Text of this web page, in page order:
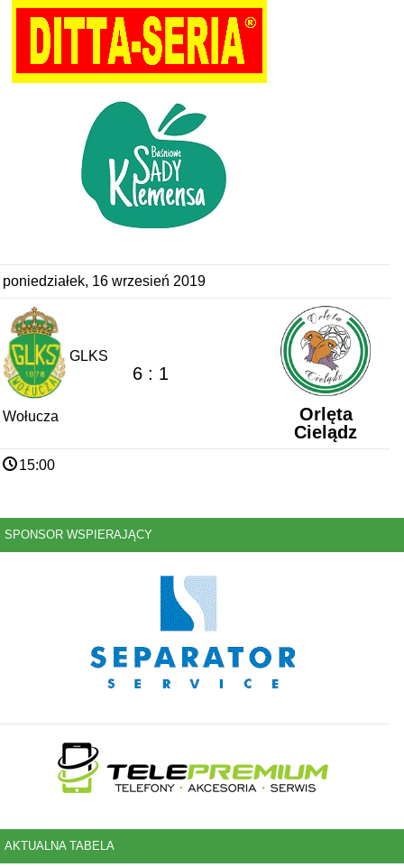
poniedziałek, 16 wrzesień 2019
GLKS
Wołucza
6 : 1
Orlęta
Cielądz
15:00
SPONSOR WSPIERAJĄCY
AKTUALNA TABELA